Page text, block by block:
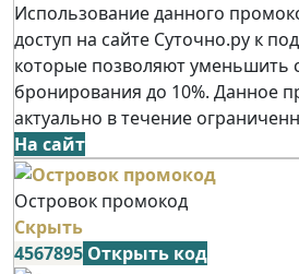
Использование данного
доступ на сайте Суточно.ру к
которые позволяют уменьшить
бронирования до 10%. Данное
актуально в течение
На сайт
Островок промокод
Скрыть
4567895 Открыть код